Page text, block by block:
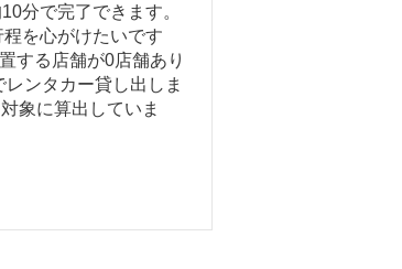
分で完了できます。
を心がけたいです
する店舗が0店舗あり
ンタカー貸し出しま
象に算出していま